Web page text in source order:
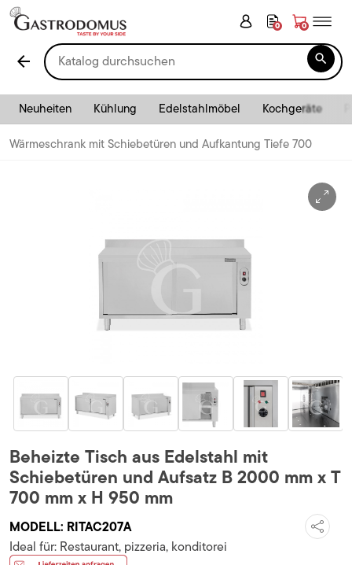
0 0
arrow_back 
Neuheiten Kühlung Edelstahlmöbel Kochgeräte
Wärmeschrank mit Schiebetüren und Aufkantung Tiefe 700
Beheizte Tisch aus Edelstahl mit
Schiebetüren und Aufsatz B 2000 mm x T
700 mm x H 950 mm
MODELL: RITAC207A
Ideal für: Restaurant, pizzeria, konditorei